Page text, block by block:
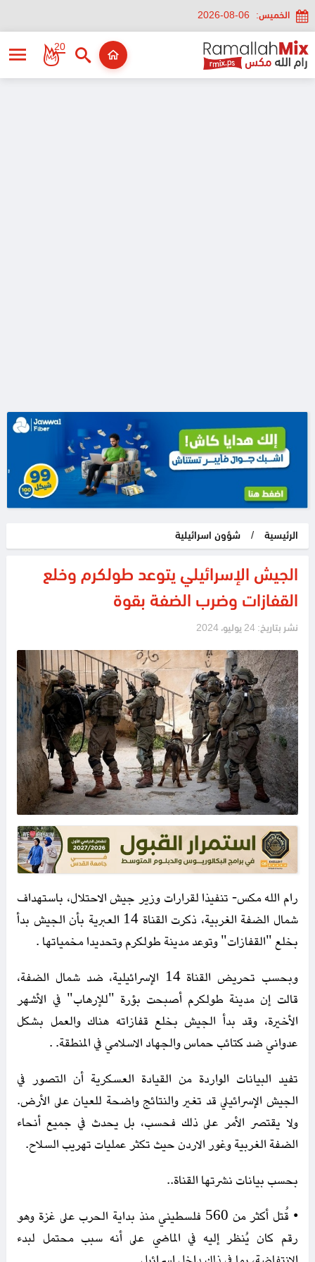
الخميس: 2026-08-06
20
الرئيسية / شؤون اسرائيلية
الجيش الإسرائيلي يتوعد طولكرم وخلع
القفازات وضرب الضفة بقوة
نشر بتاريخ: 24 يوليو، 2024
رام الله مكس- تنفيذا لقرارات وزير جيش الاحتلال، باستهداف
شمال الضفة الغربية، ذكرت القناة 14 العبرية بأن الجيش بدأ
بخلع "القفازات" وتوعد مدينة طولكرم وتحديدا مخمياتها .
وبحسب تحريض القناة 14 الإسرائيلية، ضد شمال الضفة،
قالت إن مدينة طولكرم أصبحت بؤرة "للإرهاب" في الأشهر
الأخيرة، وقد بدأ الجيش بخلع قفازاته هناك والعمل بشكل
عدواني ضد كتائب حماس والجهاد الاسلامي في المنطقة. .
تفيد البيانات الواردة من القيادة العسكرية أن التصور في
الجيش الإسرائيلي قد تغير والنتائج واضحة للعيان على الأرض.
ولا يقتصر الأمر على ذلك فحسب، بل يحدث في جميع أنحاء
الضفة الغربية وغور الاردن حيث تكثر عمليات تهريب السلاح.
بحسب بيانات نشرتها القناة..
• قُتل أكثر من 560 فلسطيني منذ بداية الحرب على غزة وهو
رقم كان يُنظر إليه في الماضي على أنه سبب محتمل لبدء